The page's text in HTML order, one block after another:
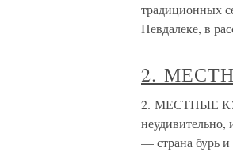
традиционных
Невдалеке, в
2.
2. МЕСТНЫЕ
неудивительно,
— страна бурь